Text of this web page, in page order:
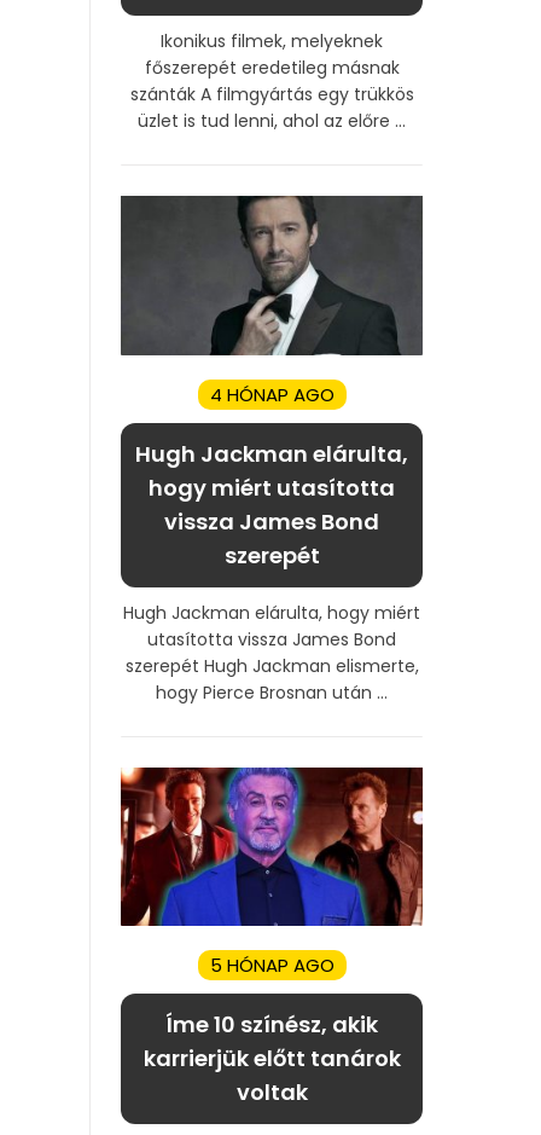
Ikonikus filmek, melyeknek
főszerepét eredetileg másnak
szánták A filmgyártás egy trükkös
üzlet is tud lenni, ahol az előre ...
4 HÓNAP AGO
Hugh Jackman elárulta,
hogy miért utasította
vissza James Bond
szerepét
Hugh Jackman elárulta, hogy miért
utasította vissza James Bond
szerepét Hugh Jackman elismerte,
hogy Pierce Brosnan után ...
5 HÓNAP AGO
Íme 10 színész, akik
karrierjük előtt tanárok
voltak